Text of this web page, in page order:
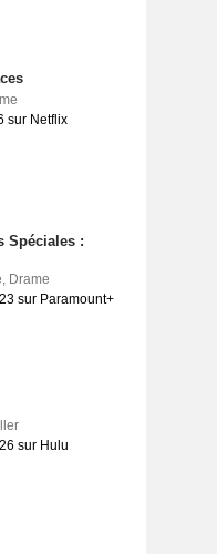
sur Netflix
Spéciales :
, Drame
sur Paramount+
sur Hulu